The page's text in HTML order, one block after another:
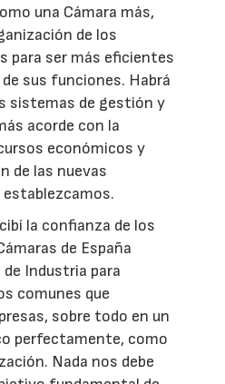
una Cámara más,
de los
para ser más eficientes
sus funciones. Habrá
sistemas de gestión y
acorde con la
económicos y
de las nuevas
establezcamos.
la confianza de los
de España
Industria para
comunes que
sobre todo en un
perfectamente, como
Nada nos debe